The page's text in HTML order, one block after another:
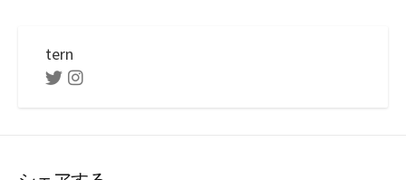
tern
TwitterInstagram